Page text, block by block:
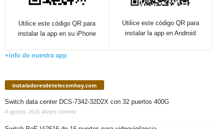
Utilice este código QR para
instalar la app en su iPhone
Utilice este código QR para
instalar la app en Android
+info de nuestra app
instaladoresdetelecomhoy.com
Switch data center DCS-7342-32D2X con 32 puertos 400G
4 agosto, 2026 Alvaro Llorente